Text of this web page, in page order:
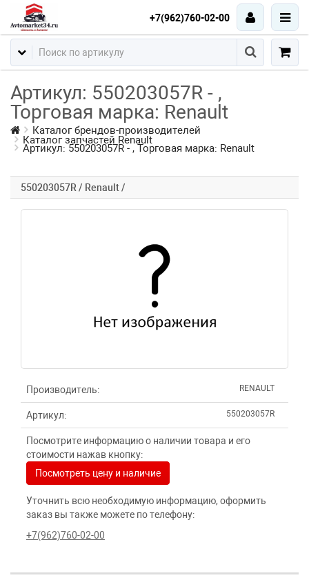
+7(962)760-02-00
Артикул: 550203057R - ,
Торговая марка: Renault
Каталог брендов-производителей
Каталог запчастей Renault
Артикул: 550203057R - , Торговая марка: Renault
550203057R / Renault /
Производитель: RENAULT
Артикул: 550203057R
Посмотрите информацию о наличии товара и его
стоимости нажав кнопку:
Посмотреть цену и наличие
Уточнить всю необходимую информацию, оформить
заказ вы также можете по телефону:
+7(962)760-02-00